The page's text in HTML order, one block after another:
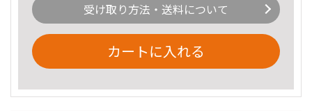
受け取り方法・送料について
カートに入れる